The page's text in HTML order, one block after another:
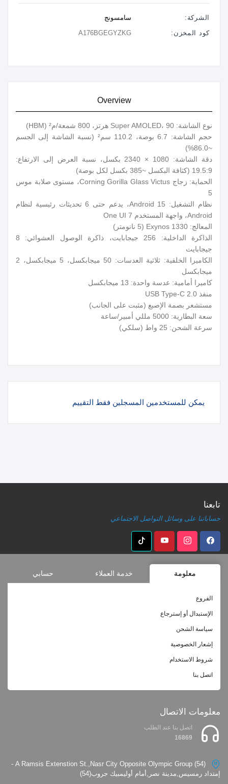
الشركة:
سامسونج
كود المخزن:
A176BGEGYZKG
Overview
نوع الشاشة: Super AMOLED، 90 هرتز، 800 شمعة/م² (HBM)
حجم الشاشة: 6.7 بوصة، 110.2 سم² (نسبة الشاشة إلى الجسم
~86.0%)
دقة الشاشة: 1080 × 2340 بكسل، نسبة العرض إلى الارتفاع:
19.5:9 (كثافة البكسل ~385 بكسل لكل بوصة)
الحماية: زجاج Corning Gorilla Glass Victus، مستوى صلابة موس
5
نظام التشغيل: Android 15، يدعم حتى 6 تحديثات رئيسية لنظام
Android، واجهة المستخدم One UI 7
المعالج: Exynos 1330 (5 نانومتر)
الذاكرة الداخلية: 256 جيجابايت، ذاكرة الوصول العشوائي: 8
جيجابايت
الكاميرا الخلفية: ثلاثية العدسات: 50 ميجابكسل، 5 ميجابكسل، 2
ميجابكسل
كاميرا أمامية: عدسة واحدة: 13 ميجابكسل
منفذ USB Type-C 2.0
مستشعر بصمة الإصبع (مثبت على الجانب)
سعة البطارية: 5000 مللي أمبير/ساعة
سرعة الشحن: 25 واط (سلكي)
يمكن للمستخدمين المسجلين فقط التقييم
تابعنا
حساباتنا على وسائل التواصل الاجتماعي
معلومة خدمة العملاء حسابي
معلومات الاتصال
اتصل بنا عند الطلب
16869
(54) A Ramsis Extenstion St.,Nasr City Opposite Olympic Group -
إمتداد رمسيس,مدينة نصر,أمام أوليمبيك جروب(54)
الفروع
الإستبدال أو إسترجاع
سياسة الشحن
إشعار الخصوصية
شروط الاستخدام
اتصل بنا